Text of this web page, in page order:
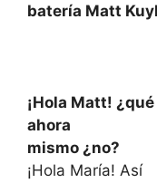
batería Matt
¡Hola Matt!
ahora
mismo ¿no?
¡Hola María! Así